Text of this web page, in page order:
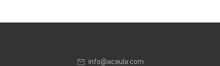
info@acaula.com